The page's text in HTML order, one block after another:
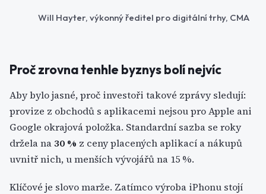
Will Hayter, výkonný ředitel pro digitální trhy, CMA
Proč zrovna tenhle byznys bolí nejvíc
Aby bylo jasné, proč investoři takové zprávy sledují:
provize z obchodů s aplikacemi nejsou pro Apple ani
Google okrajová položka. Standardní sazba se roky
držela na30 % z ceny placených aplikací a nákupů
uvnitř nich, u menších vývojářů na 15 %.
Klíčové je slovo marže. Zatímco výroba iPhonu stojí